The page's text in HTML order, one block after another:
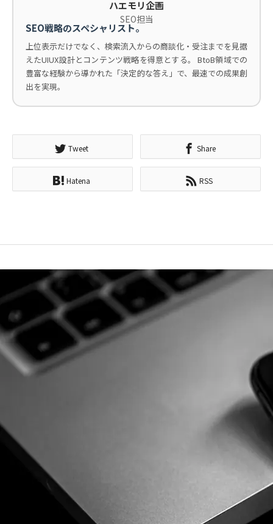
ハエモリ企画
SEO担当
SEO戦略のスペシャリスト。
上位表示だけでなく、検索流入からの商談化・受注までを見据
えたUIUX設計とコンテンツ戦略を得意とする。 BtoB領域での
豊富な経験から導かれた「決定的な答え」で、最速での成果創
出を実現。
Tweet Share
Hatena RSS